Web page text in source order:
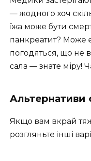
— жодного хоч
їжа може бути
панкреатит? Може
погодяться, що не
сала — знате міру!
Альтернативи
Якщо вам вкрай
розгляньте інші